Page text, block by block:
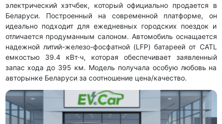
электрический хэтчбек, который официально продается в
Беларуси. Построенный на современной платформе, он
идеально подходит для ежедневных городских поездок и
отличается продуманным салоном. Автомобиль оснащается
надежной литий-железо-фосфатной (LFP) батареей от CATL
емкостью 39.4 кВт·ч, которая обеспечивает заявленный
запас хода до 395 км. Модель получала особую любовь на
авторынке Беларуси за соотношение цена/качество.